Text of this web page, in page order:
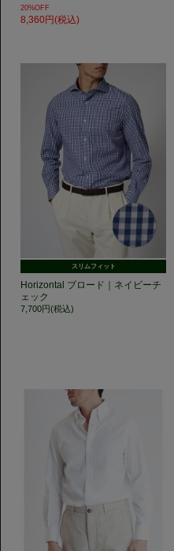
20%OFF
8,360円(税込)
スリムフィット
Horizontal ブロード｜ネイビーチ
ェック
7,700円(税込)